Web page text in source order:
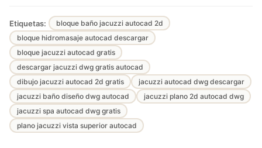
Etiquetas:
bloque baño jacuzzi autocad 2d
bloque hidromasaje autocad descargar
bloque jacuzzi autocad gratis
descargar jacuzzi dwg gratis autocad
dibujo jacuzzi autocad 2d gratis
jacuzzi autocad dwg descargar
jacuzzi baño diseño dwg autocad
jacuzzi plano 2d autocad dwg
jacuzzi spa autocad dwg gratis
plano jacuzzi vista superior autocad